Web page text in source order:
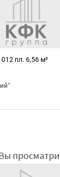
пл. 6,56 м²